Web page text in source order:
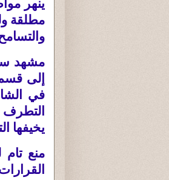
ينهر
مطلقة
مشهد
إلى
في
يخيفها
منع تام